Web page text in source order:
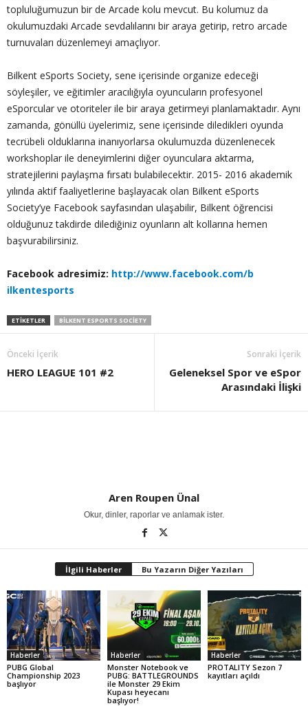
topluluğumuzun bir de Arcade kolu mevcut. Bu kolumuz da
okulumuzdaki Arcade sevdalılarını bir araya getirip, retro arcade
turnuvaları düzenlemeyi amaçlıyor.
Bilkent eSports Society, sene içerisinde organize edeceği
söyleşiler, ve eğitimler aracılığıyla oyuncuların profesyonel
eSporcular ve otoriteler ile bir araya getirmeyi planlamaktadır. Aynı
zamanda, gönüllü üyelerimiz, sene içerisinde diledikleri oyunda
tecrübeli olduklarına inanıyorlarsa okulumuzda düzenlenecek
workshoplar ile deneyimlerini diğer oyunculara aktarma,
stratejilerini paylaşma fırsatı bulabilecektir. 2015- 2016 akademik
yılında aktif faaliyetlerine başlayacak olan Bilkent eSports
Society’ye Facebook sayfasından ulaşabilir, Bilkent öğrencisi
olduğunuz takdirde dilediğiniz oyunların alt kollarına hemen
başvurabilirsiniz.
Facebook adresimiz: http://www.facebook.com/b
ilkentesports
ETIKETLER BILKENT ESPORTS SOCIETY
Önceki İçerik
HERO LEAGUE 101 #2
Sonraki İçerik
Geleneksel Spor ve eSpor
Arasındaki İlişki
Aren Roupen Ünal
Okur, dinler, raporlar ve anlamak ister.
İlgili Haberler Bu Yazarın Diğer Yazıları
Haberler
PUBG Global
Championship 2023
başlıyor
Haberler
Monster Notebook ve
PUBG: BATTLEGROUNDS
ile Monster 29 Ekim
Kupası heyecanı
başlıyor!
Haberler
PROTALITY Sezon 7
kayıtları açıldı